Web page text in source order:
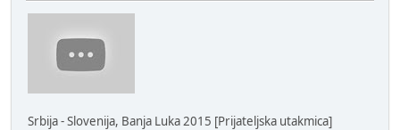
Srbija - Slovenija, Banja Luka 2015 [Prijateljska utakmica]